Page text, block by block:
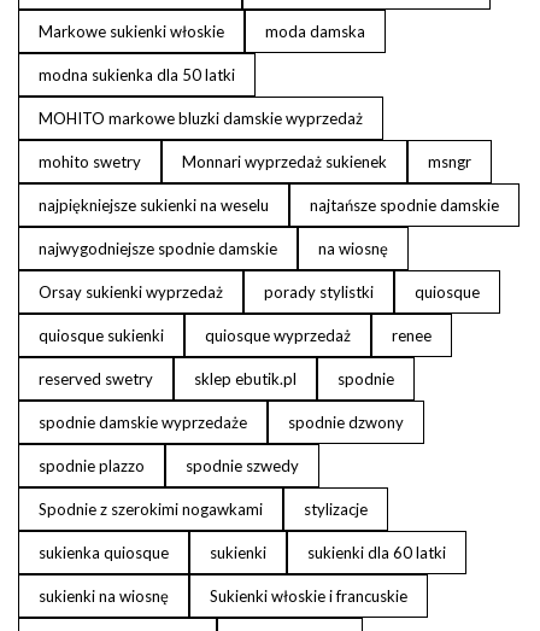
Markowe sukienki włoskie moda damska
modna sukienka dla 50 latki
MOHITO markowe bluzki damskie wyprzedaż
mohito swetry Monnari wyprzedaż sukienek msngr
najpiękniejsze sukienki na weselu najtańsze spodnie damskie
najwygodniejsze spodnie damskie na wiosnę
Orsay sukienki wyprzedaż porady stylistki quiosque
quiosque sukienki quiosque wyprzedaż renee
reserved swetry sklep ebutik.pl spodnie
spodnie damskie wyprzedaże spodnie dzwony
spodnie plazzo spodnie szwedy
Spodnie z szerokimi nogawkami stylizacje
sukienka quiosque sukienki sukienki dla 60 latki
sukienki na wiosnę Sukienki włoskie i francuskie